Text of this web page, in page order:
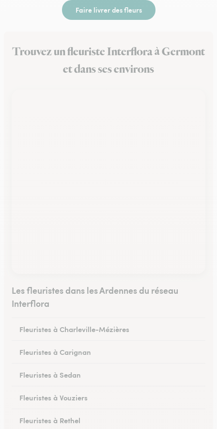
Faire livrer des fleurs
Trouvez un fleuriste Interflora à Germont
et dans ses environs
Les fleuristes dans les Ardennes du réseau
Interflora
Fleuristes à Charleville-Mézières
Fleuristes à Carignan
Fleuristes à Sedan
Fleuristes à Vouziers
Fleuristes à Rethel